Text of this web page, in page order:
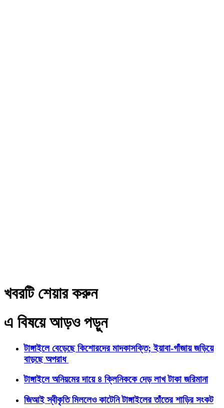
খবরটি শেয়ার করুন
এ বিষয়ে আড়ও পড়ুন
টাঙ্গাইলে বেড়েছে কিশোরদের মাদকাসক্তি; ইয়াবা-গাঁজায় জড়িয়ে
বাড়ছে অপরাধ
টাঙ্গাইলে অনিয়মের দায়ে ৪ ক্লিনিককে দেড় লাখ টাকা জরিমানা
জিআই স্বীকৃতি মিললেও কাটেনি টাঙ্গাইলের তাঁতের শাড়ির সংকট